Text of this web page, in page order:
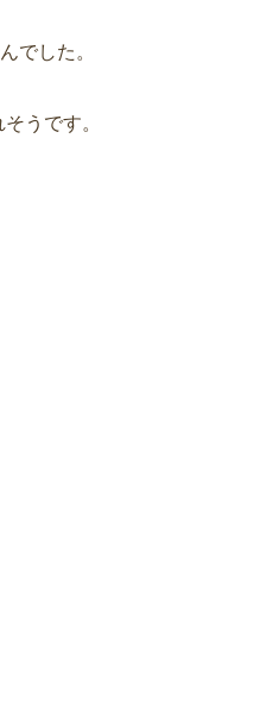
でした。
うです。